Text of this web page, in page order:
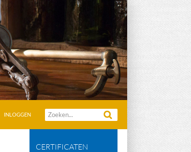
Zoeken
INLOGGEN
CERTIFICATEN